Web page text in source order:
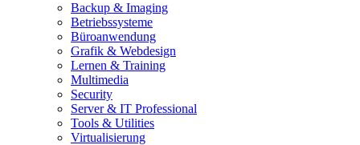
Backup & Imaging
Betriebssysteme
Büroanwendung
Grafik & Webdesign
Lernen & Training
Multimedia
Security
Server & IT Professional
Tools & Utilities
Virtualisierung